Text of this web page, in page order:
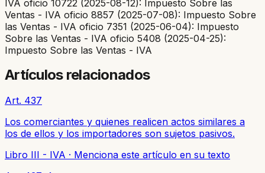
IVA oficio 10722 (2025-08-12): Impuesto Sobre las
Ventas - IVA oficio 8857 (2025-07-08): Impuesto Sobre
las Ventas - IVA oficio 7351 (2025-06-04): Impuesto
Sobre las Ventas - IVA oficio 5408 (2025-04-25):
Impuesto Sobre las Ventas - IVA
Artículos relacionados
Art. 437
Los comerciantes y quienes realicen actos similares a
los de ellos y los importadores son sujetos pasivos.
Libro III - IVA · Menciona este artículo en su texto